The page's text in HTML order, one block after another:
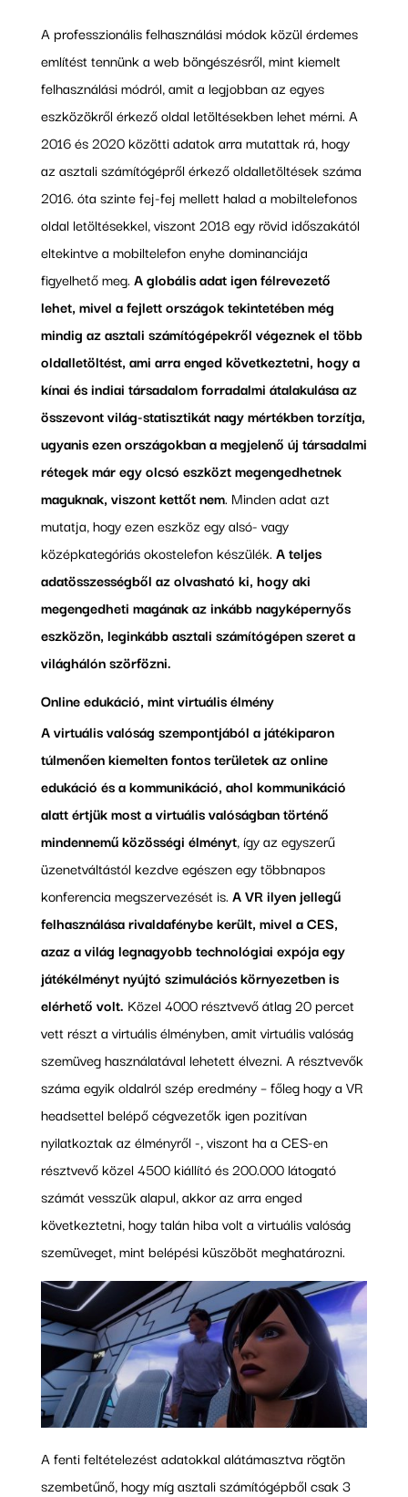
A professzionális felhasználási módok közül érdemes
említést tennünk a web böngészésről, mint kiemelt
felhasználási módról, amit a legjobban az egyes
eszközökről érkező oldal letöltésekben lehet mérni. A
2016 és 2020 közötti adatok arra mutattak rá, hogy
az asztali számítógépről érkező oldalletöltések száma
2016. óta szinte fej-fej mellett halad a mobiltelefonos
oldal letöltésekkel, viszont 2018 egy rövid időszakától
eltekintve a mobiltelefon enyhe dominanciája
figyelhető meg. A globális adat igen félrevezető
lehet, mivel a fejlett országok tekintetében még
mindig az asztali számítógépekről végeznek el több
oldalletöltést, ami arra enged következtetni, hogy a
kínai és indiai társadalom forradalmi átalakulása az
összevont világ-statisztikát nagy mértékben torzítja,
ugyanis ezen országokban a megjelenő új társadalmi
rétegek már egy olcsó eszközt megengedhetnek
maguknak, viszont kettőt nem. Minden adat azt
mutatja, hogy ezen eszköz egy alsó- vagy
középkategóriás okostelefon készülék. A teljes
adatösszességből az olvasható ki, hogy aki
megengedheti magának az inkább nagyképernyős
eszközön, leginkább asztali számítógépen szeret a
világhálón szörfözni.
Online edukáció, mint virtuális élmény
A virtuális valóság szempontjából a játékiparon
túlmenően kiemelten fontos területek az online
edukáció és a kommunikáció, ahol kommunikáció
alatt értjük most a virtuális valóságban történő
mindennemű közösségi élményt, így az egyszerű
üzenetváltástól kezdve egészen egy többnapos
konferencia megszervezését is. A VR ilyen jellegű
felhasználása rivaldafénybe került, mivel a CES,
azaz a világ legnagyobb technológiai expója egy
játékélményt nyújtó szimulációs környezetben is
elérhető volt. Közel 4000 résztvevő átlag 20 percet
vett részt a virtuális élményben, amit virtuális valóság
szemüveg használatával lehetett élvezni. A résztvevők
száma egyik oldalról szép eredmény – főleg hogy a VR
headsettel belépő cégvezetők igen pozitívan
nyilatkoztak az élményről -, viszont ha a CES-en
résztvevő közel 4500 kiállító és 200.000 látogató
számát vesszük alapul, akkor az arra enged
következtetni, hogy talán hiba volt a virtuális valóság
szemüveget, mint belépési küszöböt meghatározni.
A fenti feltételezést adatokkal alátámasztva rögtön
szembetűnő, hogy míg asztali számítógépből csak 3